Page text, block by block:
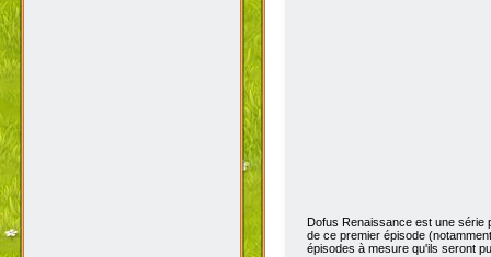
Dofus Renaissance est une série
de ce premier épisode
épisodes à mesure qu'ils seront